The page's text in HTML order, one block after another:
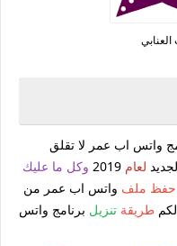
واتس اب عمر لا تقلق
لعام
وكل ما عليك
حفظ ملف واتس اب عمر من
طريقة تنزيل برنامج واتس